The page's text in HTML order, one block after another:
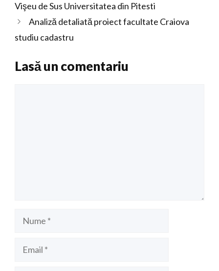
Vişeu de Sus Universitatea din Pitesti
Analiză detaliată proiect facultate Craiova
studiu cadastru
Lasă un comentariu